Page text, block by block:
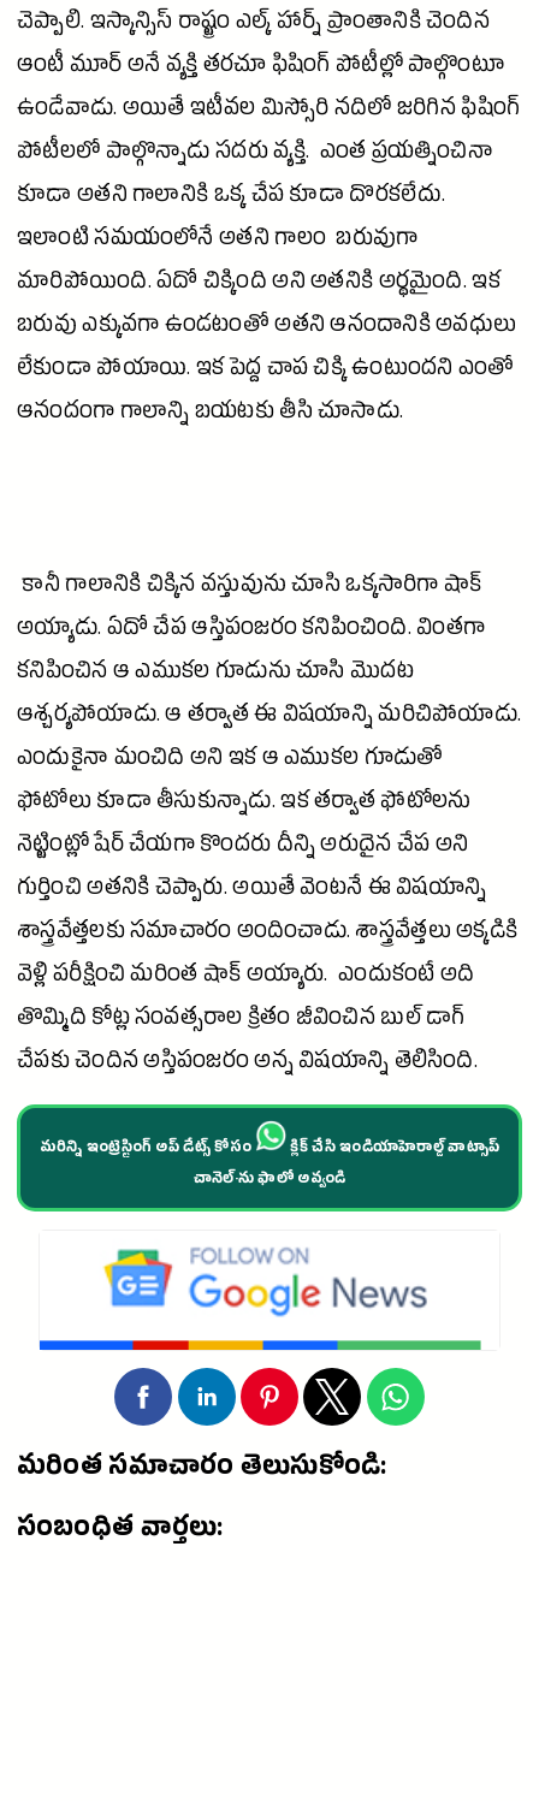
చెప్పాలి. ఇస్కాన్సిస్ రాష్ట్రం ఎల్క్ హార్న్ ప్రాంతానికి చెందిన
ఆంటీ మూర్ అనే వ్యక్తి తరచూ ఫిషింగ్ పోటీల్లో పాల్గొంటూ
ఉండేవాడు. అయితే ఇటీవల మిస్సోరి నదిలో జరిగిన ఫిషింగ్
పోటీలలో పాల్గొన్నాడు సదరు వ్యక్తి. ఎంత ప్రయత్నించినా
కూడా అతని గాలానికి ఒక్కచేపకూడా దొరకలేదు.
ఇలాంటి సమయంలోనే అతని గాలం బరువుగా
మారిపోయింది. ఏదో చిక్కింది అని అతనికి అర్థమైంది. ఇక
బరువు ఎక్కువగా ఉండటంతో అతని ఆనందానికి అవధులు
లేకుండా పోయాయి. ఇక పెద్ద చాపచిక్కిఉంటుందని ఎంతో
ఆనందంగా గాలాన్ని బయటకు తీసి చూసాడు.
కానీ గాలానికి చిక్కిన వస్తువును చూసి ఒక్కసారిగా షాక్
అయ్యాడు. ఏదోచేపఆస్తిపంజరం కనిపించింది. వింతగా
కనిపించిన ఆ ఎముకల గూడును చూసి మొదట
ఆశ్చర్యపోయాడు. ఆ తర్వాత ఈ విషయాన్ని మరిచిపోయాడు.
ఎందుకైనా మంచిది అని ఇక ఆ ఎముకల గూడుతో
ఫోటోలు కూడా తీసుకున్నాడు. ఇక తర్వాత ఫోటోలను
నెట్టింట్లో షేర్ చేయగా కొందరు దీన్ని అరుదైనచేపఅని
గుర్తించి అతనికి చెప్పారు. అయితే వెంటనే ఈ విషయాన్ని
శాస్త్రవేత్తలకు సమాచారం అందించాడు. శాస్త్రవేత్తలు అక్కడికి
వెళ్లి పరీక్షించి మరింత షాక్ అయ్యారు. ఎందుకంటే అది
తొమ్మిది కోట్ల సంవత్సరాల క్రితం జీవించిన బుల్ డాగ్
చేపకు చెందిన అస్తిపంజరం అన్న విషయాన్ని తెలిసింది.
మరిన్ని ఇంట్రెస్టింగ్ అప్ డేట్స్ కోసం
క్లిక్ చేసి ఇండియాహెరాల్డ్ వాట్సాప్
చానెల్·ను ఫాలో అవ్వండి
మరింత సమాచారం తెలుసుకోండి:
సంబంధిత వార్తలు: